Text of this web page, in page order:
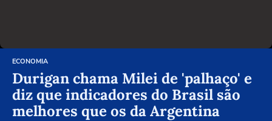
ECONOMIA
Durigan chama Milei de 'palhaço' e
diz que indicadores do Brasil são
melhores que os da Argentina